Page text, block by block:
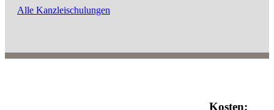
Alle Kanzleischulungen
Kosten: